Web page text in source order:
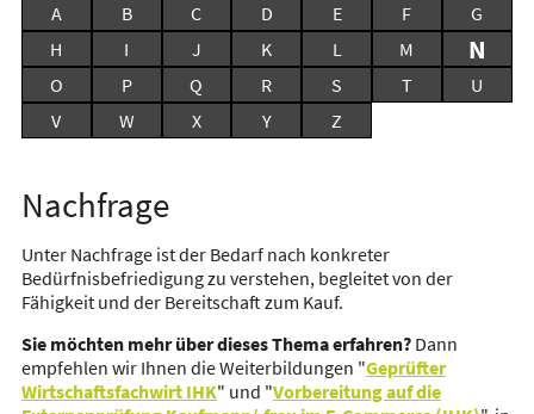
A B C D E F
G
H
I J K L M N
O P Q R S T
U
V
W X Y Z
Nachfrage
Unter Nachfrage ist der Bedarf nach konkreter
Bedürfnisbefriedigung zu verstehen, begleitet von der
Fähigkeit und der Bereitschaft zum Kauf.
Sie möchten mehr über dieses Thema erfahren?Dann
empfehlen wir Ihnen die Weiterbildungen "Geprüfter
Wirtschaftsfachwirt IHK" und "Vorbereitung auf die